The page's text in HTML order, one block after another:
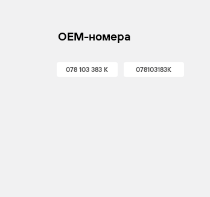
OEM-номера
078 103 383 K 078103183K